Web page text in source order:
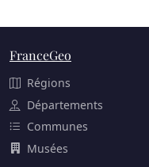
FranceGeo
Régions
Départements
Communes
Musées